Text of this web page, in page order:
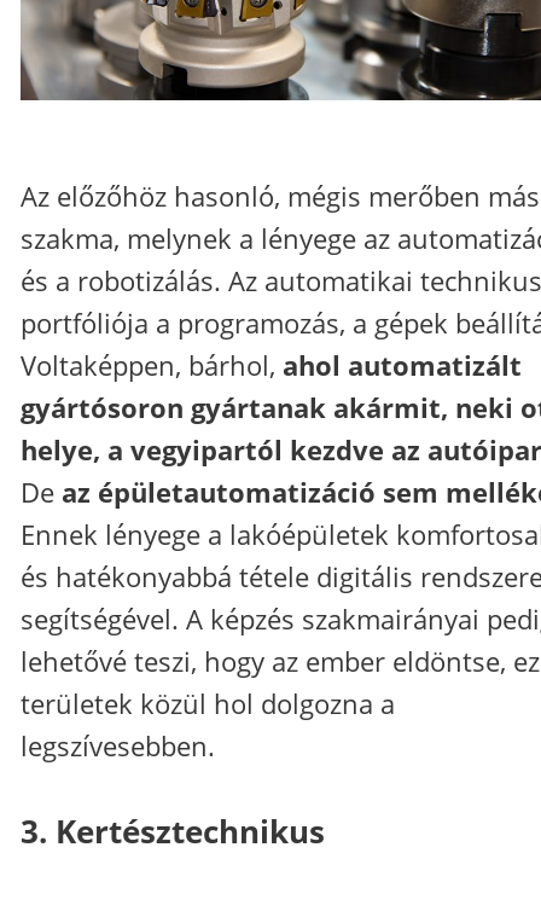
Az előzőhöz hasonló, mégis merőben más
szakma, melynek a lényege az
és a robotizálás. Az automatikai
portfóliója a programozás, a gépek
Voltaképpen, bárhol, ahol automatizált
gyártósoron gyártanak akármit, neki
helye, a vegyipartól kezdve az
De az épületautomatizáció sem
Ennek lényege a lakóépületek
és hatékonyabbá tétele digitális
segítségével. A képzés szakmairányai
lehetővé teszi, hogy az ember eldöntse,
területek közül hol dolgozna a
legszívesebben.
3. Kertésztechnikus